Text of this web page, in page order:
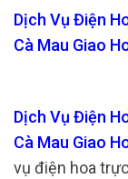
Dịch Vụ Điện
Cà Mau Giao
Dịch Vụ Điện
Cà Mau Giao
vụ điện hoa